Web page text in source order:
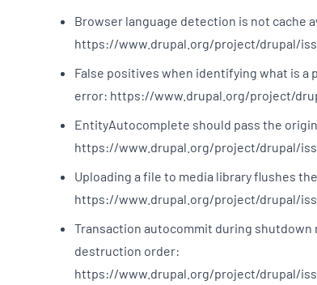
Browser language detection is not cache
https://www.drupal.org/project/drupal/
False positives when identifying what is a
error: https://www.drupal.org/project/
EntityAutocomplete should pass the
https://www.drupal.org/project/drupal/
Uploading a file to media library flushes
https://www.drupal.org/project/drupal/
Transaction autocommit during
destruction order:
https://www.drupal.org/project/drupal/